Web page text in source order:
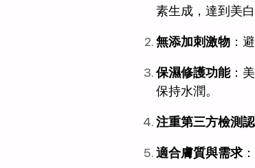
素生成，達到美
無添加刺激物 ：
保濕修護功能：
保持水潤。
注重第三方檢測
適合膚質與需求